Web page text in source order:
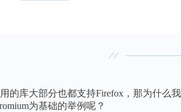
的库大部分也都支持Firefox，那为什么
为基础的举例呢？